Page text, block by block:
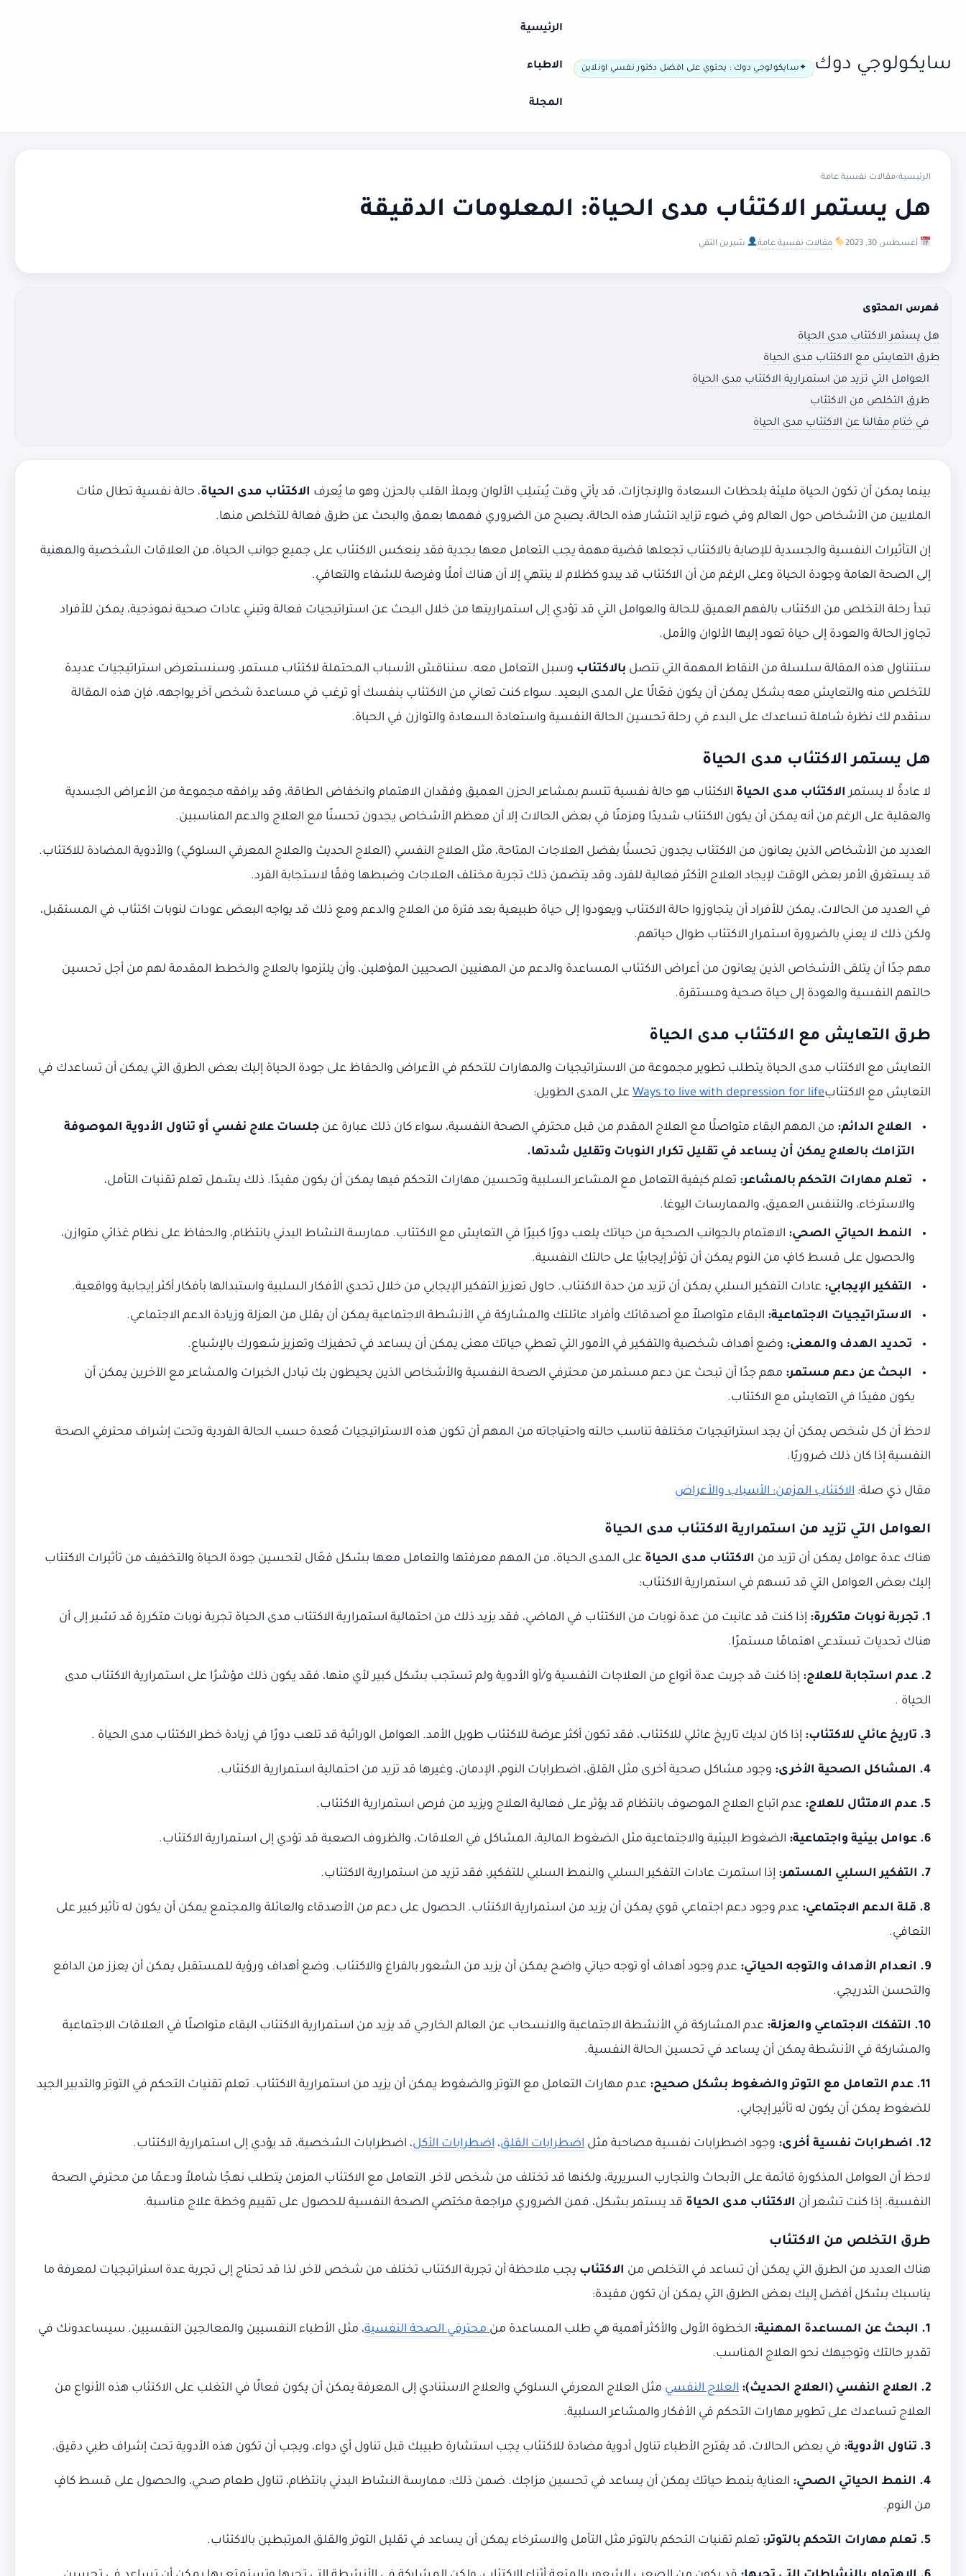
سايكولوجي دوك سايكولوجي دوك : يحتوي على افضل دكتور نفسي اونلاين
الرئيسية
الاطباء
المجلة
الرئيسية›مقالات نفسية عامة
هل يستمر الاكتئاب مدى الحياة: المعلومات الدقيقة
أغسطس 30, 2023 مقالات نفسية عامة شيرين التقي
فهرس المحتوى
هل يستمر الاكتئاب مدى الحياة
طرق التعايش مع الاكتئاب مدى الحياة
العوامل التي تزيد من استمرارية الاكتئاب مدى الحياة
طرق التخلص من الاكتئاب
في ختام مقالنا عن الاكتئاب مدى الحياة
بينما يمكن أن تكون الحياة مليئة بلحظات السعادة والإنجازات، قد يأتي وقت يُسَلِب الألوان ويملأ القلب بالحزن وهو ما يُعرف الاكتئاب مدى الحياة، حالة نفسية تطال مئات
الملايين من الأشخاص حول العالم وفي ضوء تزايد انتشار هذه الحالة، يصبح من الضروري فهمها بعمق والبحث عن طرق فعالة للتخلص منها.
إن التأثيرات النفسية والجسدية للإصابة بالاكتئاب تجعلها قضية مهمة يجب التعامل معها بجدية فقد ينعكس الاكتئاب على جميع جوانب الحياة، من العلاقات الشخصية والمهنية
إلى الصحة العامة وجودة الحياة وعلى الرغم من أن الاكتئاب قد يبدو كظلام لا ينتهي إلا أن هناك أملًا وفرصة للشفاء والتعافي.
تبدأ رحلة التخلص من الاكتئاب بالفهم العميق للحالة والعوامل التي قد تؤدي إلى استمراريتها من خلال البحث عن استراتيجيات فعالة وتبني عادات صحية نموذجية، يمكن للأفراد
تجاوز الحالة والعودة إلى حياة تعود إليها الألوان والأمل.
ستتناول هذه المقالة سلسلة من النقاط المهمة التي تتصل بالاكتئاب وسبل التعامل معه. سنناقش الأسباب المحتملة لاكتئاب مستمر، وسنستعرض استراتيجيات عديدة
للتخلص منه والتعايش معه بشكل يمكن أن يكون فعّالًا على المدى البعيد. سواء كنت تعاني من الاكتئاب بنفسك أو ترغب في مساعدة شخص آخر يواجهه، فإن هذه المقالة
ستقدم لك نظرة شاملة تساعدك على البدء في رحلة تحسين الحالة النفسية واستعادة السعادة والتوازن في الحياة.
هل يستمر الاكتئاب مدى الحياة
لا عادةً لا يستمر الاكتئاب مدى الحياة الاكتئاب هو حالة نفسية تتسم بمشاعر الحزن العميق وفقدان الاهتمام وانخفاض الطاقة، وقد يرافقه مجموعة من الأعراض الجسدية
والعقلية على الرغم من أنه يمكن أن يكون الاكتئاب شديدًا ومزمنًا في بعض الحالات إلا أن معظم الأشخاص يجدون تحسنًا مع العلاج والدعم المناسبين.
العديد من الأشخاص الذين يعانون من الاكتئاب يجدون تحسنًا بفضل العلاجات المتاحة، مثل العلاج النفسي (العلاج الحديث والعلاج المعرفي السلوكي) والأدوية المضادة للاكتئاب.
قد يستغرق الأمر بعض الوقت لإيجاد العلاج الأكثر فعالية للفرد، وقد يتضمن ذلك تجربة مختلف العلاجات وضبطها وفقًا لاستجابة الفرد.
في العديد من الحالات، يمكن للأفراد أن يتجاوزوا حالة الاكتئاب ويعودوا إلى حياة طبيعية بعد فترة من العلاج والدعم ومع ذلك قد يواجه البعض عودات لنوبات اكتئاب في المستقبل،
ولكن ذلك لا يعني بالضرورة استمرار الاكتئاب طوال حياتهم.
مهم جدًا أن يتلقى الأشخاص الذين يعانون من أعراض الاكتئاب المساعدة والدعم من المهنيين الصحيين المؤهلين، وأن يلتزموا بالعلاج والخطط المقدمة لهم من أجل تحسين
حالتهم النفسية والعودة إلى حياة صحية ومستقرة.
طرق التعايش مع الاكتئاب مدى الحياة
التعايش مع الاكتئاب مدى الحياة يتطلب تطوير مجموعة من الاستراتيجيات والمهارات للتحكم في الأعراض والحفاظ على جودة الحياة إليك بعض الطرق التي يمكن أن تساعدك في
التعايش مع الاكتئابWays to live with depression for life على المدى الطويل:
العلاج الدائم: من المهم البقاء متواصلًا مع العلاج المقدم من قبل محترفي الصحة النفسية، سواء كان ذلك عبارة عن جلسات علاج نفسي أو تناول الأدوية الموصوفة
التزامك بالعلاج يمكن أن يساعد في تقليل تكرار النوبات وتقليل شدتها.
تعلم مهارات التحكم بالمشاعر: تعلم كيفية التعامل مع المشاعر السلبية وتحسين مهارات التحكم فيها يمكن أن يكون مفيدًا. ذلك يشمل تعلم تقنيات التأمل،
والاسترخاء، والتنفس العميق، والممارسات اليوغا.
النمط الحياتي الصحي: الاهتمام بالجوانب الصحية من حياتك يلعب دورًا كبيرًا في التعايش مع الاكتئاب. ممارسة النشاط البدني بانتظام، والحفاظ على نظام غذائي متوازن،
والحصول على قسط كافٍ من النوم يمكن أن تؤثر إيجابيًا على حالتك النفسية.
التفكير الإيجابي: عادات التفكير السلبي يمكن أن تزيد من حدة الاكتئاب. حاول تعزيز التفكير الإيجابي من خلال تحدي الأفكار السلبية واستبدالها بأفكار أكثر إيجابية وواقعية.
الاستراتيجيات الاجتماعية: البقاء متواصلاً مع أصدقائك وأفراد عائلتك والمشاركة في الأنشطة الاجتماعية يمكن أن يقلل من العزلة وزيادة الدعم الاجتماعي.
تحديد الهدف والمعنى: وضع أهداف شخصية والتفكير في الأمور التي تعطي حياتك معنى يمكن أن يساعد في تحفيزك وتعزيز شعورك بالإشباع.
البحث عن دعم مستمر: مهم جدًا أن تبحث عن دعم مستمر من محترفي الصحة النفسية والأشخاص الذين يحيطون بك تبادل الخبرات والمشاعر مع الآخرين يمكن أن
يكون مفيدًا في التعايش مع الاكتئاب.
لاحظ أن كل شخص يمكن أن يجد استراتيجيات مختلفة تناسب حالته واحتياجاته من المهم أن تكون هذه الاستراتيجيات مُعدة حسب الحالة الفردية وتحت إشراف محترفي الصحة
النفسية إذا كان ذلك ضروريًا.
مقال ذي صلة: الاكتئاب المزمن: الأسباب والأعراض
العوامل التي تزيد من استمرارية الاكتئاب مدى الحياة
هناك عدة عوامل يمكن أن تزيد من الاكتئاب مدى الحياة على المدى الحياة. من المهم معرفتها والتعامل معها بشكل فعّال لتحسين جودة الحياة والتخفيف من تأثيرات الاكتئاب
إليك بعض العوامل التي قد تسهم في استمرارية الاكتئاب:
1. تجربة نوبات متكررة:
إذا كنت قد عانيت من عدة نوبات من الاكتئاب في الماضي، فقد يزيد ذلك من احتمالية استمرارية الاكتئاب مدى الحياة تجربة نوبات متكررة قد تشير إلى أن
هناك تحديات تستدعي اهتمامًا مستمرًا.
2. عدم استجابة للعلاج:
إذا كنت قد جربت عدة أنواع من العلاجات النفسية و/أو الأدوية ولم تستجب بشكل كبير لأي منها، فقد يكون ذلك مؤشرًا على استمرارية الاكتئاب مدى
الحياة .
3. تاريخ عائلي للاكتئاب: إذا كان لديك تاريخ عائلي للاكتئاب، فقد تكون أكثر عرضة للاكتئاب طويل الأمد. العوامل الوراثية قد تلعب دورًا في زيادة خطر الاكتئاب مدى الحياة .
4. المشاكل الصحية الأخرى: وجود مشاكل صحية أخرى مثل القلق، اضطرابات النوم، الإدمان، وغيرها قد تزيد من احتمالية استمرارية الاكتئاب.
5. عدم الامتثال للعلاج: عدم اتباع العلاج الموصوف بانتظام قد يؤثر على فعالية العلاج ويزيد من فرص استمرارية الاكتئاب.
6. عوامل بيئية واجتماعية: الضغوط البيئية والاجتماعية مثل الضغوط المالية، المشاكل في العلاقات، والظروف الصعبة قد تؤدي إلى استمرارية الاكتئاب.
7. التفكير السلبي المستمر: إذا استمرت عادات التفكير السلبي والنمط السلبي للتفكير، فقد تزيد من استمرارية الاكتئاب.
8. قلة الدعم الاجتماعي:
عدم وجود دعم اجتماعي قوي يمكن أن يزيد من استمرارية الاكتئاب. الحصول على دعم من الأصدقاء والعائلة والمجتمع يمكن أن يكون له تأثير كبير على
التعافي.
9. انعدام الأهداف والتوجه الحياتي:
عدم وجود أهداف أو توجه حياتي واضح يمكن أن يزيد من الشعور بالفراغ والاكتئاب. وضع أهداف ورؤية للمستقبل يمكن أن يعزز من الدافع
والتحسن التدريجي.
10. التفكك الاجتماعي والعزلة:
عدم المشاركة في الأنشطة الاجتماعية والانسحاب عن العالم الخارجي قد يزيد من استمرارية الاكتئاب البقاء متواصلًا في العلاقات الاجتماعية
والمشاركة في الأنشطة يمكن أن يساعد في تحسين الحالة النفسية.
11. عدم التعامل مع التوتر والضغوط بشكل صحيح:
عدم مهارات التعامل مع التوتر والضغوط يمكن أن يزيد من استمرارية الاكتئاب. تعلم تقنيات التحكم في التوتر والتدبير الجيد
للضغوط يمكن أن يكون له تأثير إيجابي.
12. اضطرابات نفسية أخرى: وجود اضطرابات نفسية مصاحبة مثل اضطرابات القلق، اضطرابات الأكل، اضطرابات الشخصية، قد يؤدي إلى استمرارية الاكتئاب.
لاحظ أن العوامل المذكورة قائمة على الأبحاث والتجارب السريرية، ولكنها قد تختلف من شخص لآخر. التعامل مع الاكتئاب المزمن يتطلب نهجًا شاملاً ودعمًا من محترفي الصحة
النفسية. إذا كنت تشعر أن الاكتئاب مدى الحياة قد يستمر بشكل، فمن الضروري مراجعة مختصي الصحة النفسية للحصول على تقييم وخطة علاج مناسبة.
طرق التخلص من الاكتئاب
هناك العديد من الطرق التي يمكن أن تساعد في التخلص من الاكتئاب يجب ملاحظة أن تجربة الاكتئاب تختلف من شخص لآخر، لذا قد تحتاج إلى تجربة عدة استراتيجيات لمعرفة ما
يناسبك بشكل أفضل إليك بعض الطرق التي يمكن أن تكون مفيدة:
1. البحث عن المساعدة المهنية: الخطوة الأولى والأكثر أهمية هي طلب المساعدة منمحترفي الصحة النفسية، مثل الأطباء النفسيين والمعالجين النفسيين. سيساعدونك في
تقدير حالتك وتوجيهك نحو العلاج المناسب.
2. العلاج النفسي (العلاج الحديث): العلاج النفسي مثل العلاج المعرفي السلوكي والعلاج الاستنادي إلى المعرفة يمكن أن يكون فعالًا في التغلب على الاكتئاب هذه الأنواع من
العلاج تساعدك على تطوير مهارات التحكم في الأفكار والمشاعر السلبية.
3. تناول الأدوية: في بعض الحالات، قد يقترح الأطباء تناول أدوية مضادة للاكتئاب يجب استشارة طبيبك قبل تناول أي دواء، ويجب أن تكون هذه الأدوية تحت إشراف طبي دقيق.
4. النمط الحياتي الصحي:
العناية بنمط حياتك يمكن أن يساعد في تحسين مزاجك. ضمن ذلك: ممارسة النشاط البدني بانتظام، تناول طعام صحي، والحصول على قسط كافٍ
من النوم.
5. تعلم مهارات التحكم بالتوتر: تعلم تقنيات التحكم بالتوتر مثل التأمل والاسترخاء يمكن أن يساعد في تقليل التوتر والقلق المرتبطين بالاكتئاب.